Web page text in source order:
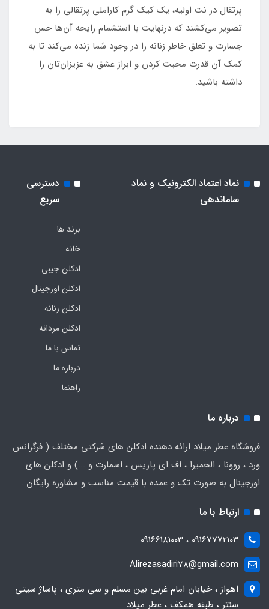
پرتقال در نت اولیه، یک کیک گرم کاراملی پرتقالی را به
تصویر می‌کشند که درنهایت با استشمام رایحه آن‌ها حس
جسارت و تعلق خاطر زنانه را در وجود شما زنده می‌کند تا به
کمک آن قدرت محبت کردن و ابراز عشق به عزیزان‌تان را
داشته باشید.
نماد اعتماد الکترونیک و نماد
ساماندهی
دسترسی
سریع
برند ها
خانه
ادکلن جیبی
ادکلن اورجینال
ادکلن زنانه
ادکلن مردانه
تماس با ما
درباره ما
راهنما
درباره ما
فروشگاه عطر میلاد ارائه دهنده ادکلن های شرکتی مختلف ( فرگرانس
ورد ، روونا ، الحمیرا ، اف ای پاریس ، اسمارت و ...) و ادکلن های
اورجینال به صورت تک و عمده با قیمت مناسب و مشاوره رایگان .
ارتباط با ما
09167772103 ، 09166181003
Alirezasadiri78@gmail.com
اهواز ، خیابان امام غربی بین مسلم و سی متری ، پاساژ سیتی
سنتر ، طبقه همکف ، عطر میلاد